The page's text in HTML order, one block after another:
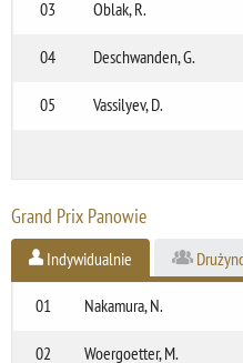
03 Oblak, R.
04 Deschwanden, G.
05 Vassilyev, D.
Grand Prix Panowie
Indywidualnie
01 Nakamura, N.
02 Woergoetter, M.